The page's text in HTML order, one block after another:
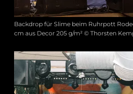
Backdrop für Slime beim Ruhrpott
cm aus Decor 205 g/m² © Thorsten